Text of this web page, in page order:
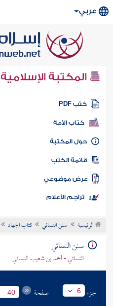
عربي
المكتبة الإسلامية
كتب PDF
كتاب الأمة
المكتبة
الكتب
موضوعي
تراجم الأعلام
الرئيسية سنن النسائي كتاب الجهاد
سنن النسائي
النسائي - أحمد بن شعيب النسائي
جزء 6 صفحة 40